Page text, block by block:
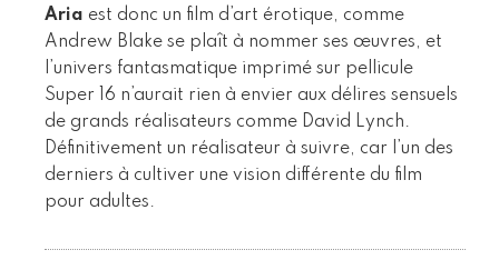
Aria est donc un film d’art érotique, comme
Andrew Blake se plaît à nommer ses œuvres, et
l’univers fantasmatique imprimé sur pellicule
Super 16 n’aurait rien à envier aux délires sensuels
de grands réalisateurs comme David Lynch.
Définitivement un réalisateur à suivre, car l’un des
derniers à cultiver une vision différente du film
pour adultes.